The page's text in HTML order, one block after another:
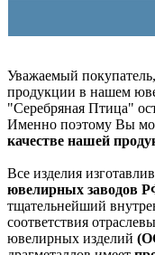
Уважаемый
продукции в нашем
"Серебряная Птица"
Именно поэтому Вы
качестве нашей
Все изделия
ювелирных заводов
тщательнейший
соответствия
ювелирных изделий